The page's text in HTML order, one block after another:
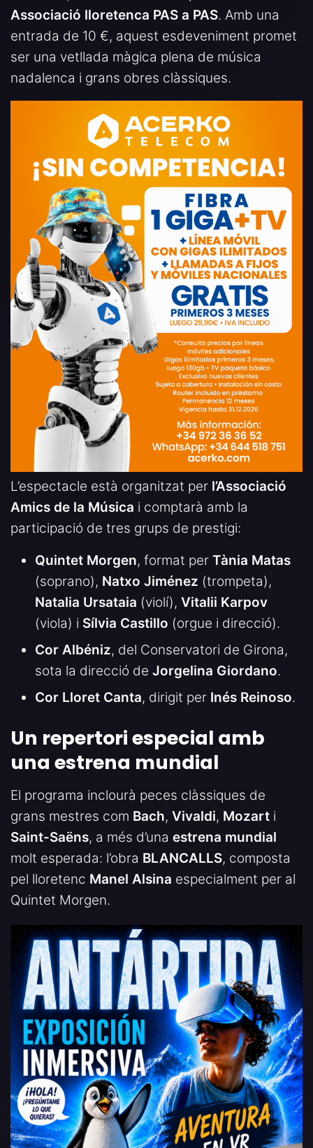
Associació lloretenca PAS a PAS. Amb una
entrada de 10 €, aquest esdeveniment promet
ser una vetllada màgica plena de música
nadalenca i grans obres clàssiques.
L’espectacle està organitzat per l’Associació
Amics de la Música i comptarà amb la
participació de tres grups de prestigi:
Quintet Morgen, format per Tània Matas
(soprano), Natxo Jiménez (trompeta),
Natalia Ursataia (violí), Vitalii Karpov
(viola) i Sílvia Castillo (orgue i direcció).
Cor Albéniz, del Conservatori de Girona,
sota la direcció de Jorgelina Giordano.
Cor Lloret Canta, dirigit per Inés Reinoso.
Un repertori especial amb
una estrena mundial
El programa inclourà peces clàssiques de
grans mestres com Bach, Vivaldi, Mozart i
Saint-Saëns, a més d’una estrena mundial
molt esperada: l’obra BLANCALLS, composta
pel lloretenc Manel Alsina especialment per al
Quintet Morgen.